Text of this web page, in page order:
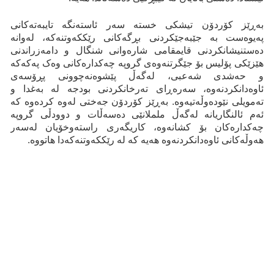
بەڕێز کۆردۆن تیشکی خستە سەر ئاستەنگە تایبەتەکانی
پەیوەست بە جێبەجێكردنی بڕگەكانی رێککەوتنەکە، لەوانە
دەستنیشانکردنی قایمقامی شارەوانی شنگال و دامەزراندنی
هێزێکی پۆلیس بۆ جێگرتنەوەی گروپە چەکدارەکانی وەک پەکەکە
و حەشدی شەعبی، لەگەڵ پێشوەنەچوونی پڕۆسەی
ئاوەدانکردنەوە، سەرەڕای تەرخانكردنی بودجە لە بەغدا و
تەمویلی نێودەوڵەتیەوە. بەڕێز کۆردۆن جەختی لەوە کردەوە کە
ئەم ئالنگاریانە لەگەڵ ململانێی دەسەڵات و دوودڵی گروپە
چەکدارەکان بۆ کشانەوە، کاریگەری راستەوخۆیان لەسەر
هەوڵەکانی ئاوەدانکردنەوە هەیە کە لە رێککەوتنەکەدا هاتووە.